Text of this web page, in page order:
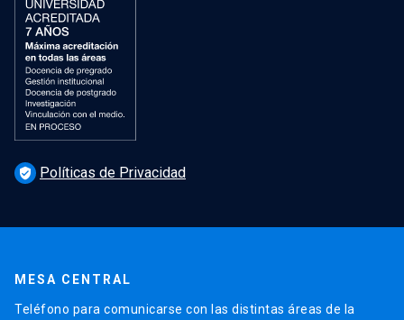
verified_user Políticas de Privacidad
MESA CENTRAL
Teléfono para comunicarse con las distintas áreas de la